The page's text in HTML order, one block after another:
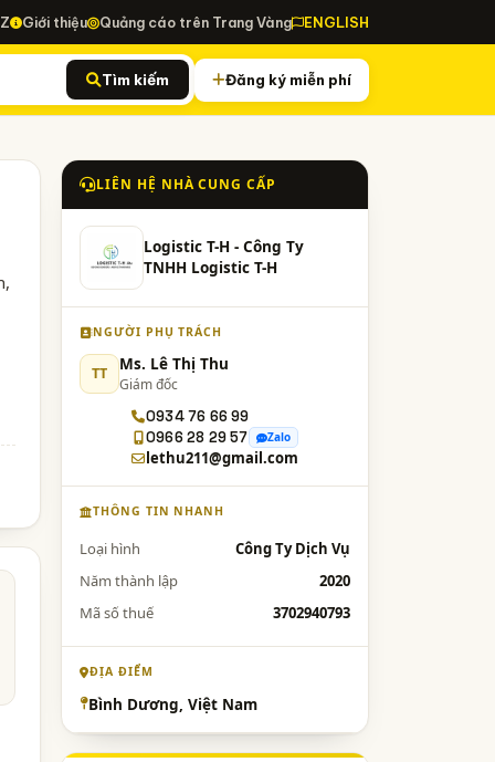
Giới thiệu Quảng cáo trên Trang Vàng ENGLISH
Tìm kiếm Đăng ký miễn phí
LIÊN HỆ NHÀ CUNG CẤP
Logistic T-H - Công Ty
TNHH Logistic T-H
NGƯỜI PHỤ TRÁCH
TT Ms. Lê Thị Thu
Giám đốc
0934 76 66 99
0966 28 29 57
Zalo
lethu211@gmail.com
THÔNG TIN NHANH
Loại hình
Công Ty Dịch Vụ
Năm thành lập
2020
Mã số thuế
3702940793
ĐỊA ĐIỂM
Bình Dương, Việt Nam